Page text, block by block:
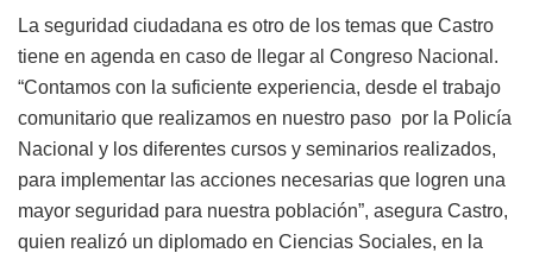
La seguridad ciudadana es otro de los temas que Castro
tiene en agenda en caso de llegar al Congreso Nacional.
“Contamos con la suficiente experiencia, desde el trabajo
comunitario que realizamos en nuestro paso por la Policía
Nacional y los diferentes cursos y seminarios realizados,
para implementar las acciones necesarias que logren una
mayor seguridad para nuestra población”, asegura Castro,
quien realizó un diplomado en Ciencias Sociales, en la